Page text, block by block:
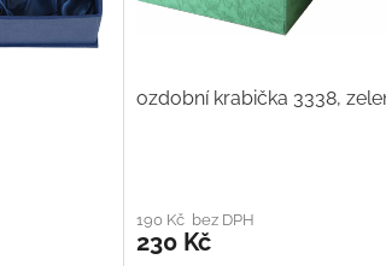
ozdobní krabička 3338,
190 Kč bez DPH
230 Kč